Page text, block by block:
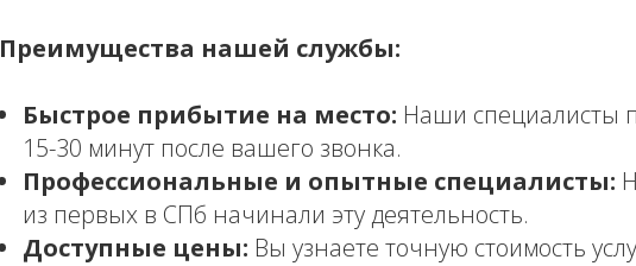
Преимущества нашей службы:
Быстрое прибытие на место: Наши специалисты
15-30 минут после вашего звонка.
Профессиональные и опытные специалисты:
из первых в СПб начинали эту деятельность.
Доступные цены: Вы узнаете точную стоимость